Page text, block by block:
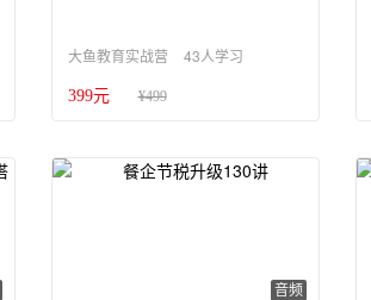
大鱼教育实战营 43人学习
399元 ¥499
音频